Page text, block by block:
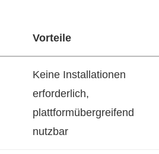
Vorteile
Keine Installationen
erforderlich,
plattformübergreifend
nutzbar